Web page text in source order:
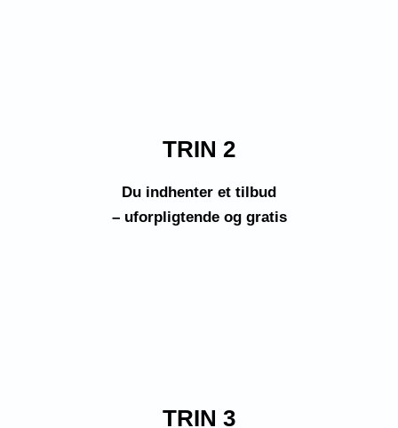
TRIN 2
Du indhenter et tilbud
– uforpligtende og gratis
TRIN 3